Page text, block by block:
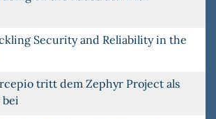
Security and Reliability in the
tritt dem Zephyr Project als